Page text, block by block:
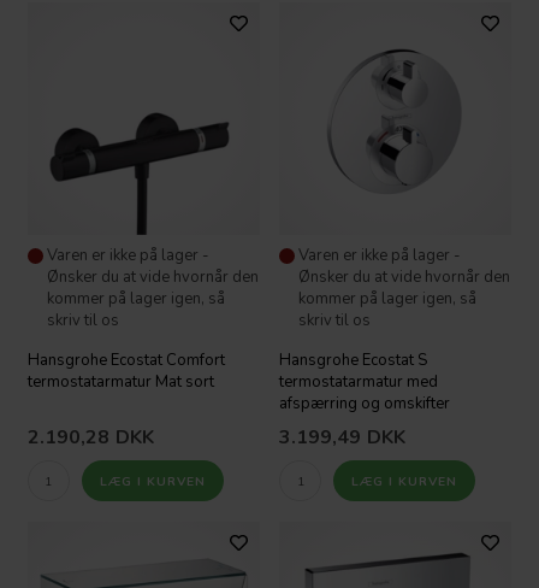
Varen er ikke på lager -
Ønsker du at vide hvornår den
kommer på lager igen, så
skriv til os
Hansgrohe Ecostat Comfort
termostatarmatur Mat sort
2.190,28 DKK
Varen er ikke på lager -
Ønsker du at vide hvornår den
kommer på lager igen, så
skriv til os
Hansgrohe Ecostat S
termostatarmatur med
afspærring og omskifter
3.199,49 DKK